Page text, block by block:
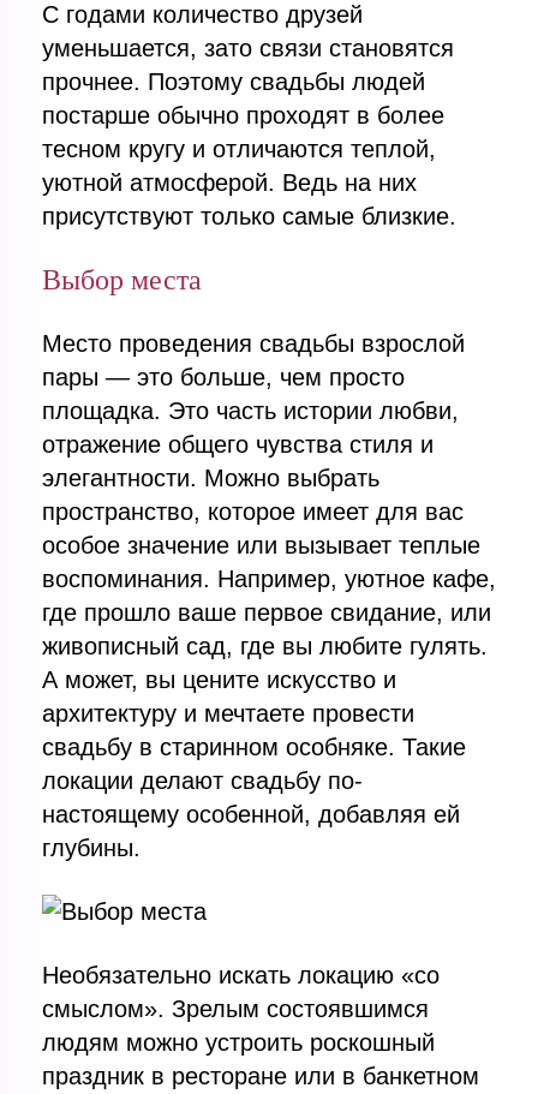
С годами количество друзей
уменьшается, зато связи становятся
прочнее. Поэтому свадьбы людей
постарше обычно проходят в более
тесном кругу и отличаются теплой,
уютной атмосферой. Ведь на них
присутствуют только самые близкие.
Выбор места
Место проведения свадьбы взрослой
пары — это больше, чем просто
площадка. Это часть истории любви,
отражение общего чувства стиля и
элегантности. Можно выбрать
пространство, которое имеет для вас
особое значение или вызывает теплые
воспоминания. Например, уютное кафе,
где прошло ваше первое свидание, или
живописный сад, где вы любите гулять.
А может, вы цените искусство и
архитектуру и мечтаете провести
свадьбу в старинном особняке. Такие
локации делают свадьбу по-
настоящему особенной, добавляя ей
глубины.
Необязательно искать локацию «со
смыслом». Зрелым состоявшимся
людям можно устроить роскошный
праздник в ресторане или в банкетном